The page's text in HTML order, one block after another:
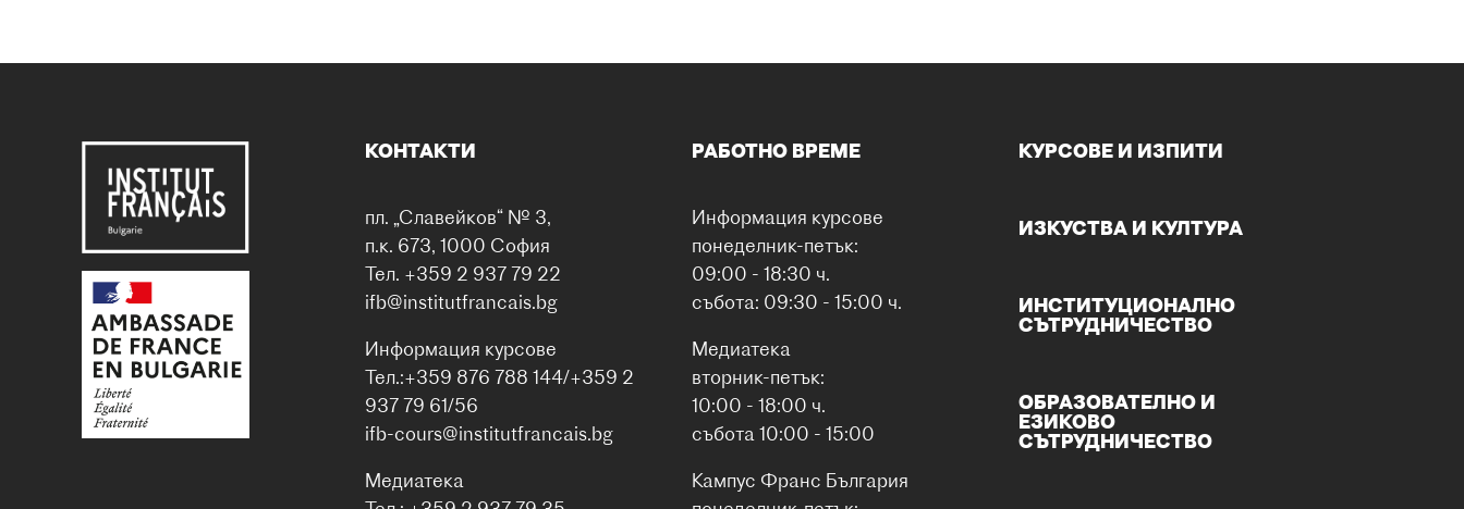
КОНТАКТИ
пл. „Славейков“ № 3,
п.к. 673, 1000 София
Тел. +359 2 937 79 22
ifb@institutfrancais.bg
Информация курсове
Тел.:+359 876 788 144/+359 2
937 79 61/56
ifb-cours@institutfrancais.bg
Медиатека
РАБОТНО ВРЕМЕ
Информация курсове
понеделник-петък:
09:00 - 18:30 ч.
събота: 09:30 - 15:00 ч.
Медиатека
вторник-петък:
10:00 - 18:00 ч.
събота 10:00 - 15:00
Кампус Франс България
КУРСОВЕ И ИЗПИТИ
ИЗКУСТВА И КУЛТУРА
ИНСТИТУЦИОНАЛНО
СЪТРУДНИЧЕСТВО
ОБРАЗОВАТЕЛНО И
ЕЗИКОВО
СЪТРУДНИЧЕСТВО